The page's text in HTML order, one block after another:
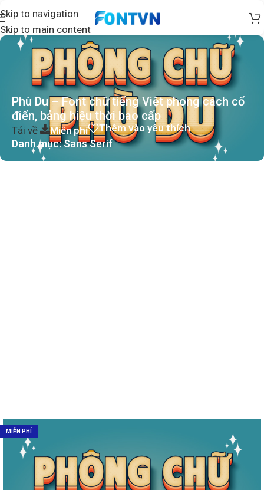
Skip to navigation
Skip to main content
Phù Du – Font chữ tiếng Việt phong cách cổ
điển, bảng hiệu thời bao cấp
Tải về Miễn phí Thêm vào yêu thích
Danh mục:Sans Serif
MIỄN PHÍ